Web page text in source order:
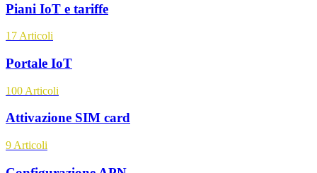
Piani IoT e tariffe
17 Articoli
Portale IoT
100 Articoli
Attivazione SIM card
9 Articoli